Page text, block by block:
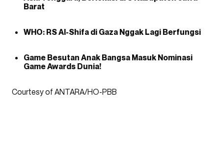
Barat
WHO: RS Al-Shifa di Gaza Nggak Lagi Berfungsi
Game Besutan Anak Bangsa Masuk Nominasi
Game Awards Dunia!
Courtesy of ANTARA/HO-PBB